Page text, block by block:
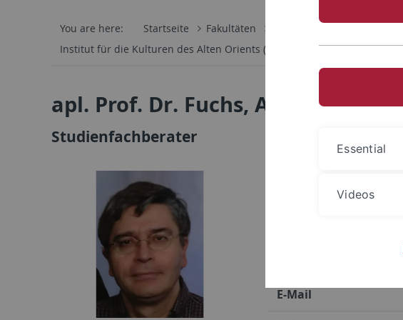
You are here: Startseite Fakultäten
Institut für die Kulturen des Alten Orients (IANES)
Institut Team
apl. Prof. Dr. Fuchs, Andreas
Studienfachberater
E-Mail
Essential
Videos